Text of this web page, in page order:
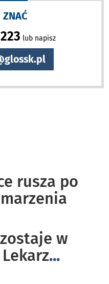
ZNAĆ
lub napisz
rusza po
w
...